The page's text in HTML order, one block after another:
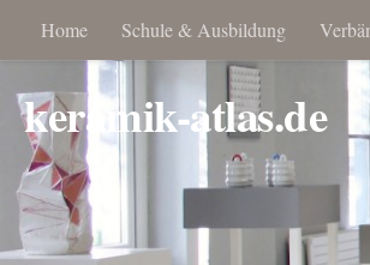
Home Schule & Ausbildung
keramik-atlas.de